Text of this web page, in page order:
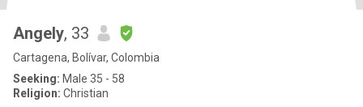
Angely, 33
Cartagena, Bolívar, Colombia
Seeking: Male 35 - 58
Religion: Christian